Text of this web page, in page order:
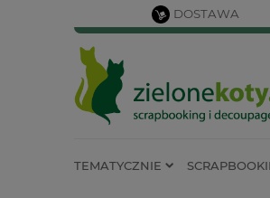
DOSTAWA
TEMATYCZNIE